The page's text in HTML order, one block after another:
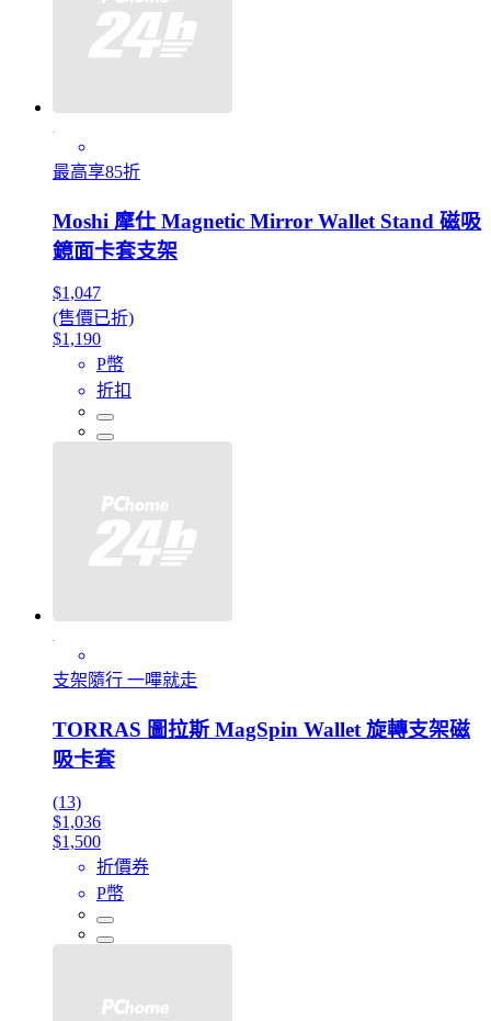
最高享85折
Moshi 摩仕 Magnetic Mirror Wallet Stand 磁吸
鏡面卡套支架
$1,047
(售價已折)
$1,190
P幣
折扣
支架隨行 一嗶就走
TORRAS 圖拉斯 MagSpin Wallet 旋轉支架磁
吸卡套
(13)
$1,036
$1,500
折價券
P幣